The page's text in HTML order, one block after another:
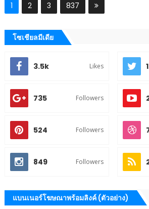
1 2 3 837
โซเชียลมีเดีย
3.5k Likes
735 Followers
524 Followers
849 Followers
แบนเนอร์โฆษณาพร้อมลิงค์ (ตัวอย่าง)